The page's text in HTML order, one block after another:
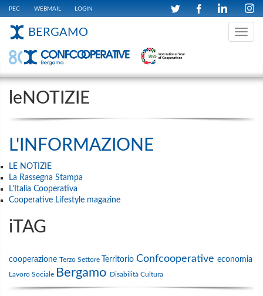
PEC WEBMAIL LOGIN
Toggle
BERGAMO
leNOTIZIE
L'INFORMAZIONE
LE NOTIZIE
La Rassegna Stampa
L'Italia Cooperativa
Cooperative Lifestyle magazine
iTAG
cooperazione Terzo Settore Territorio Confcooperative economia
Lavoro Sociale Bergamo Disabilità Cultura